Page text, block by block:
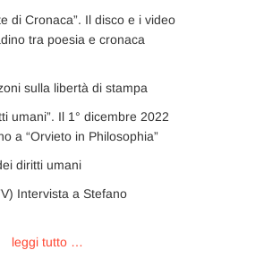
di Cronaca”. Il disco e i video
tra poesia e cronaca
sulla libertà di stampa
umani”. Il 1° dicembre 2022
a “Orvieto in Philosophia”
diritti umani
Intervista a Stefano
leggi tutto …